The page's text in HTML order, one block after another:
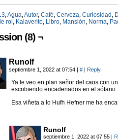
,Agua,Autor, Café, Cerveza, Curiosidad ,
rol , Kalaverito, Libro, Mansión, Norma,
(8) ¬
Runolf
septiembre 1, 2022 at 07:54 | # | Reply
Ya le veo en plan señor del caos con
escribiendo encadenados en el
Esa viñeta a lo Hufh Hefner me ha
Runolf
septiembre 1, 2022 at 07:55 |